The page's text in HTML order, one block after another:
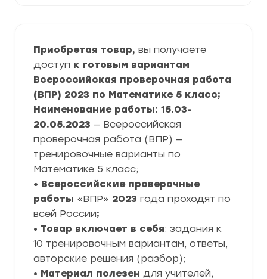
Приобретая товар, вы получаете
доступ к готовым вариантам
Всероссийская проверочная работа
(ВПР) 2023 по Математике 5 класс;
Наименование работы: 15.03-
20.05.2023 — Всероссийская
проверочная работа (ВПР) —
тренировочные варианты по
Математике 5 класс;
• Всероссийские проверочные
работы «ВПР» 2023 года проходят по
всей России;
• Товар включает в себя: задания к
10 тренировочным вариантам, ответы,
авторские решения (разбор);
• Материал полезен для учителей,